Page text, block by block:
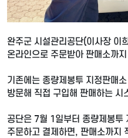
완주군 시설관리공단(이사장 이
온라인으로 주문받아 판매소까
기존에는 종량제봉투 지정판매
방문해 직접 구입해 판매하는 시
공단은 7월 1일부터 종량제봉투
주문하고 결제하면, 판매소까지